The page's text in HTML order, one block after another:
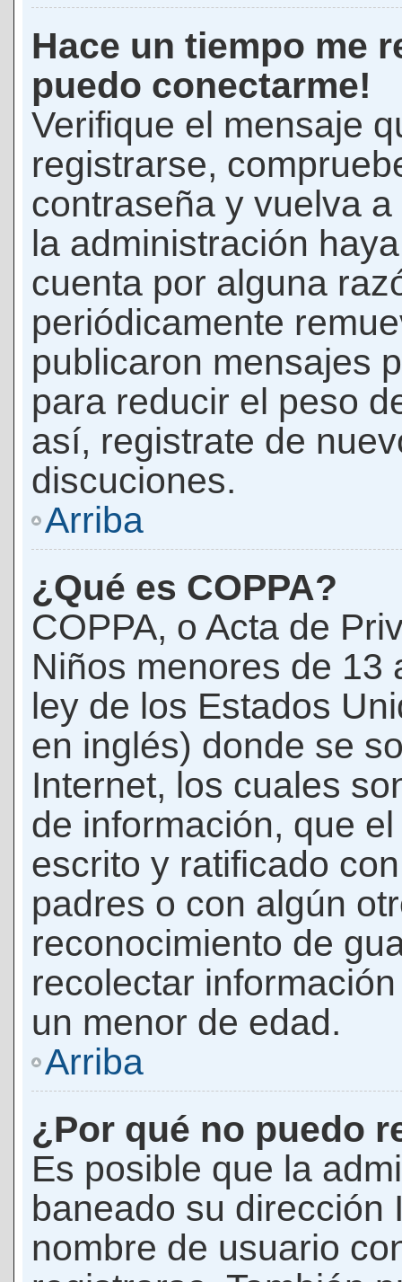
Hace un tiempo me
puedo conectarme!
Verifique el mensaje
registrarse,
contraseña y vuelva
la administración
cuenta por alguna
periódicamente
publicaron mensajes
para reducir el peso
así, registrate de
discuciones.
Arriba
¿Qué es COPPA?
COPPA, o Acta de
Niños menores de 13
ley de los Estados
en inglés) donde se
Internet, los cuales
de información, que
escrito y ratificado
padres o con algún
reconocimiento de
recolectar
un menor de edad.
Arriba
¿Por qué no puedo
Es posible que la
baneado su dirección
nombre de usuario